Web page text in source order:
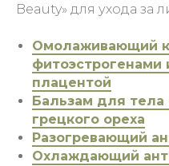
Beauty» для ухода за
Омолаживающий
фитоэстрогенами
плацентой
Бальзам для тела
грецкого ореха
Разогревающий
Охлаждающий